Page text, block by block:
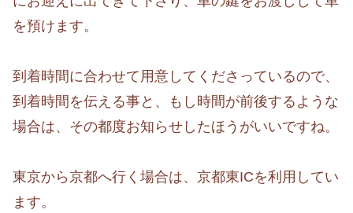
を預けます。
到着時間に合わせて用意してくださっているので、
到着時間を伝える事と、もし時間が前後するような
場合は、その都度お知らせしたほうがいいですね。
東京から京都へ行く場合は、京都東ICを利用してい
ます。